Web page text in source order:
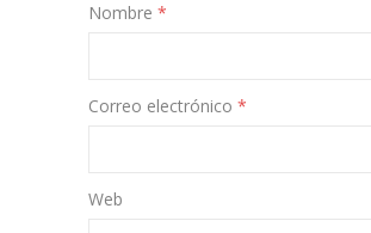
Nombre *
Correo electrónico *
Web